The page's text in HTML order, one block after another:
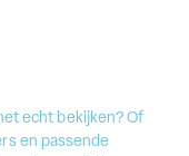
echt bekijken? Of
en passende